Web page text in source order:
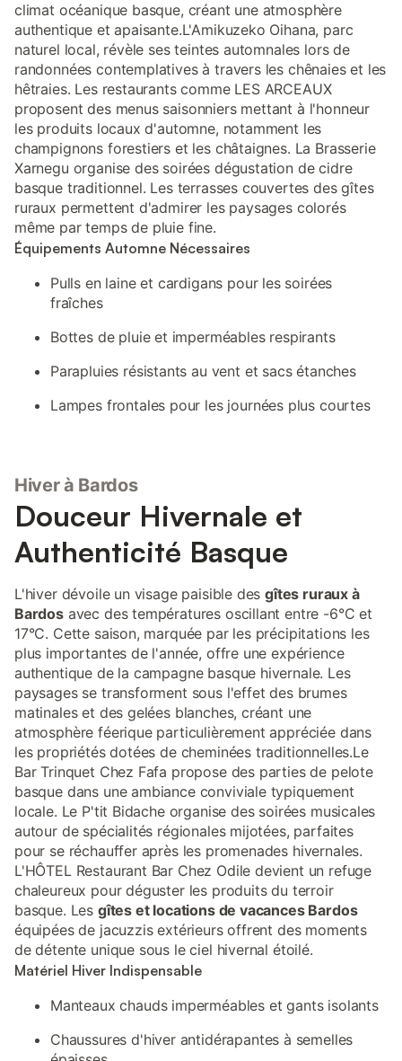
climat océanique basque, créant une atmosphère
authentique et apaisante.L'Amikuzeko Oihana, parc
naturel local, révèle ses teintes automnales lors de
randonnées contemplatives à travers les chênaies et les
hêtraies. Les restaurants comme LES ARCEAUX
proposent des menus saisonniers mettant à l'honneur
les produits locaux d'automne, notamment les
champignons forestiers et les châtaignes. La Brasserie
Xarnegu organise des soirées dégustation de cidre
basque traditionnel. Les terrasses couvertes des gîtes
ruraux permettent d'admirer les paysages colorés
même par temps de pluie fine.
Équipements Automne Nécessaires
Pulls en laine et cardigans pour les soirées
fraîches
Bottes de pluie et imperméables respirants
Parapluies résistants au vent et sacs étanches
Lampes frontales pour les journées plus courtes
Hiver à Bardos
Douceur Hivernale et
Authenticité Basque
L'hiver dévoile un visage paisible desgîtes ruraux à
Bardosavec des températures oscillant entre -6°C et
17°C. Cette saison, marquée par les précipitations les
plus importantes de l'année, offre une expérience
authentique de la campagne basque hivernale. Les
paysages se transforment sous l'effet des brumes
matinales et des gelées blanches, créant une
atmosphère féerique particulièrement appréciée dans
les propriétés dotées de cheminées traditionnelles.Le
Bar Trinquet Chez Fafa propose des parties de pelote
basque dans une ambiance conviviale typiquement
locale. Le P'tit Bidache organise des soirées musicales
autour de spécialités régionales mijotées, parfaites
pour se réchauffer après les promenades hivernales.
L'HÔTEL Restaurant Bar Chez Odile devient un refuge
chaleureux pour déguster les produits du terroir
basque. Les gîtes et locations de vacances Bardos
équipées de jacuzzis extérieurs offrent des moments
de détente unique sous le ciel hivernal étoilé.
Matériel Hiver Indispensable
Manteaux chauds imperméables et gants isolants
Chaussures d'hiver antidérapantes à semelles